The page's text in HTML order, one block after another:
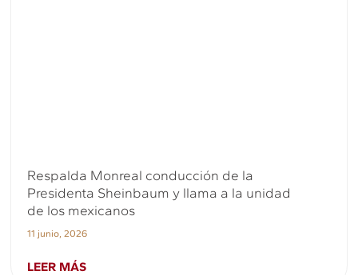
Respalda Monreal conducción de la
Presidenta Sheinbaum y llama a la unidad
de los mexicanos
11 junio, 2026
LEER MÁS